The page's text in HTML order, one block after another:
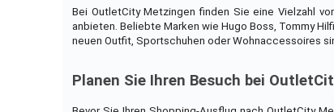
Bei OutletCity Metzingen finden Sie eine Vielzahl
anbieten. Beliebte Marken wie Hugo Boss, Tommy
neuen Outfit, Sportschuhen oder Wohnaccessoires
Planen Sie Ihren Besuch bei